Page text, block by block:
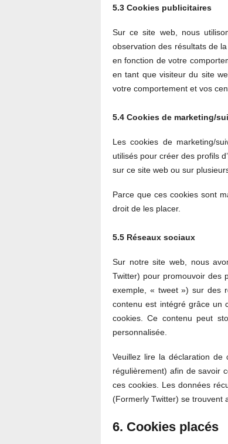
5.3 Cookies publicitaires
Sur ce site web, nous
observation des résultats de
en fonction de votre
en tant que visiteur du site
votre comportement et vos
5.4 Cookies de marketing/
Les cookies de marketing/
utilisés pour créer des profils
sur ce site web ou sur
Parce que ces cookies sont
droit de les placer.
5.5 Réseaux sociaux
Sur notre site web, nous
Twitter) pour promouvoir des
exemple, « tweet ») sur des
contenu est intégré grâce un
cookies. Ce contenu peut
personnalisée.
Veuillez lire la déclaration de
régulièrement) afin de savoir
ces cookies. Les données
(Formerly Twitter) se trouvent
6. Cookies placés